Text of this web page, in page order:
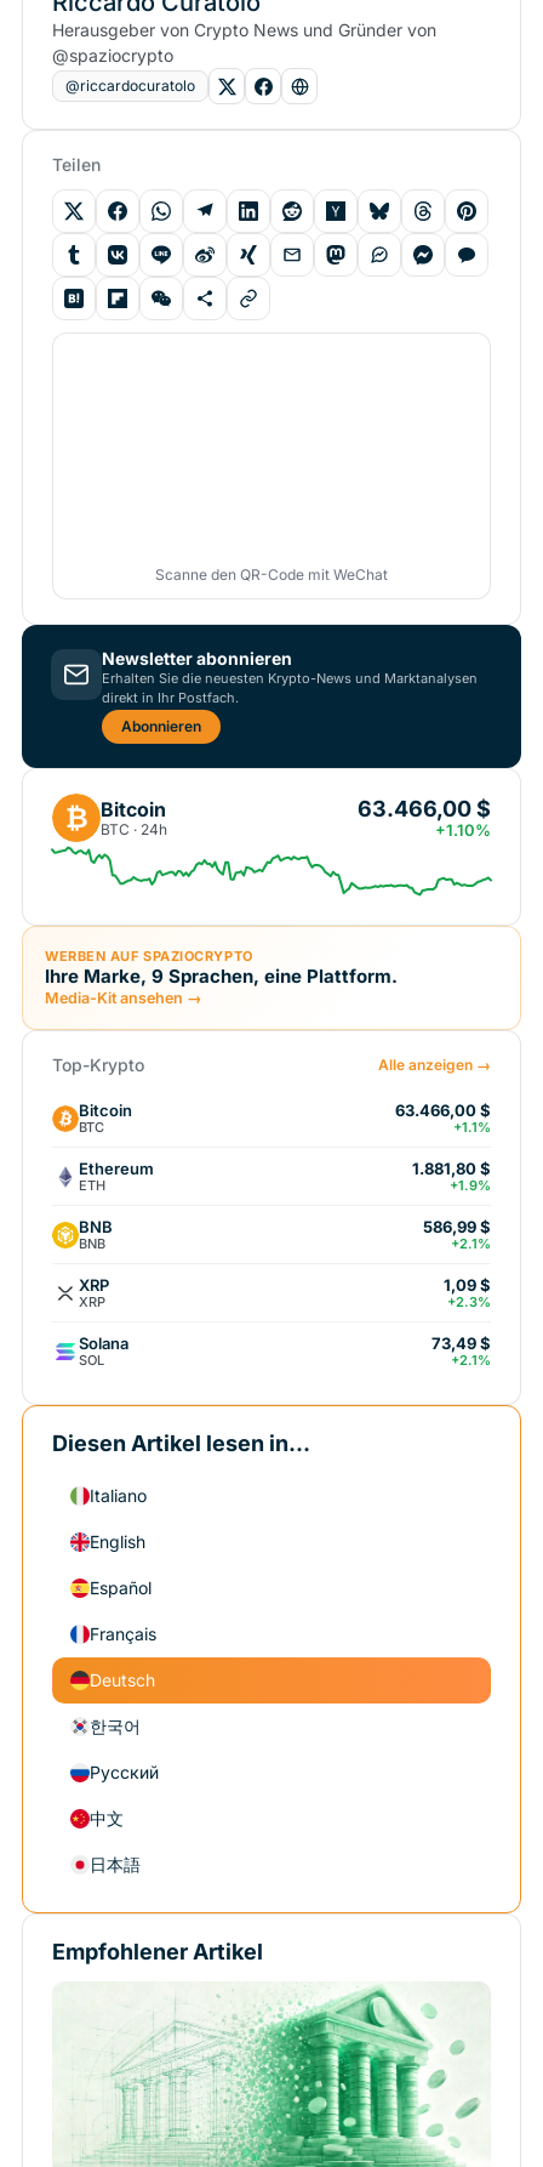
Herausgeber von Crypto News und Gründer von
@spaziocrypto
@riccardocuratolo
Teilen
Scanne den QR-Code mit WeChat
Newsletter abonnieren
Erhalten Sie die neuesten Krypto-News und Marktanalysen
direkt in Ihr Postfach.
Abonnieren
₿ Bitcoin
BTC · 24h
63.466,00 $
+1.10%
WERBEN AUF SPAZIOCRYPTO
Ihre Marke, 9 Sprachen, eine Plattform.
Media-Kit ansehen →
Top-Krypto Alle anzeigen →
Bitcoin
BTC
63.466,00 $
+1.1%
Ethereum
ETH
1.881,80 $
+1.9%
BNB
BNB
586,99 $
+2.1%
XRP
XRP
1,09 $
+2.3%
Solana
SOL
73,49 $
+2.1%
Diesen Artikel lesen in...
Italiano
English
Español
Français
Deutsch
한국어
Русский
中文
日本語
Empfohlener Artikel